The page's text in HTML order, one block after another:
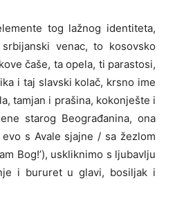
tog lažnog identiteta,
venac, to kosovsko
čaše, ta opela, ti parastosi,
i taj slavski kolač, krsno ime
tamjan i prašina, kokonješte i
starog Beograđanina, ona
s Avale sjajne / sa žezlom
Bog!’), uskliknimo s ljubavlju
i bururet u glavi, bosiljak i